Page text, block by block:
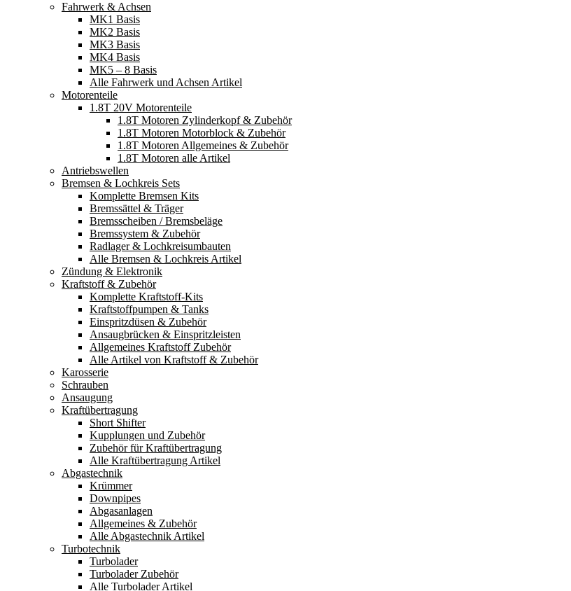
Fahrwerk & Achsen
MK1 Basis
MK2 Basis
MK3 Basis
MK4 Basis
MK5 – 8 Basis
Alle Fahrwerk und Achsen Artikel
Motorenteile
1.8T 20V Motorenteile
1.8T Motoren Zylinderkopf & Zubehör
1.8T Motoren Motorblock & Zubehör
1.8T Motoren Allgemeines & Zubehör
1.8T Motoren alle Artikel
Antriebswellen
Bremsen & Lochkreis Sets
Komplette Bremsen Kits
Bremssättel & Träger
Bremsscheiben / Bremsbeläge
Bremssystem & Zubehör
Radlager & Lochkreisumbauten
Alle Bremsen & Lochkreis Artikel
Zündung & Elektronik
Kraftstoff & Zubehör
Komplette Kraftstoff-Kits
Kraftstoffpumpen & Tanks
Einspritzdüsen & Zubehör
Ansaugbrücken & Einspritzleisten
Allgemeines Kraftstoff Zubehör
Alle Artikel von Kraftstoff & Zubehör
Karosserie
Schrauben
Ansaugung
Kraftübertragung
Short Shifter
Kupplungen und Zubehör
Zubehör für Kraftübertragung
Alle Kraftübertragung Artikel
Abgastechnik
Krümmer
Downpipes
Abgasanlagen
Allgemeines & Zubehör
Alle Abgastechnik Artikel
Turbotechnik
Turbolader
Turbolader Zubehör
Alle Turbolader Artikel